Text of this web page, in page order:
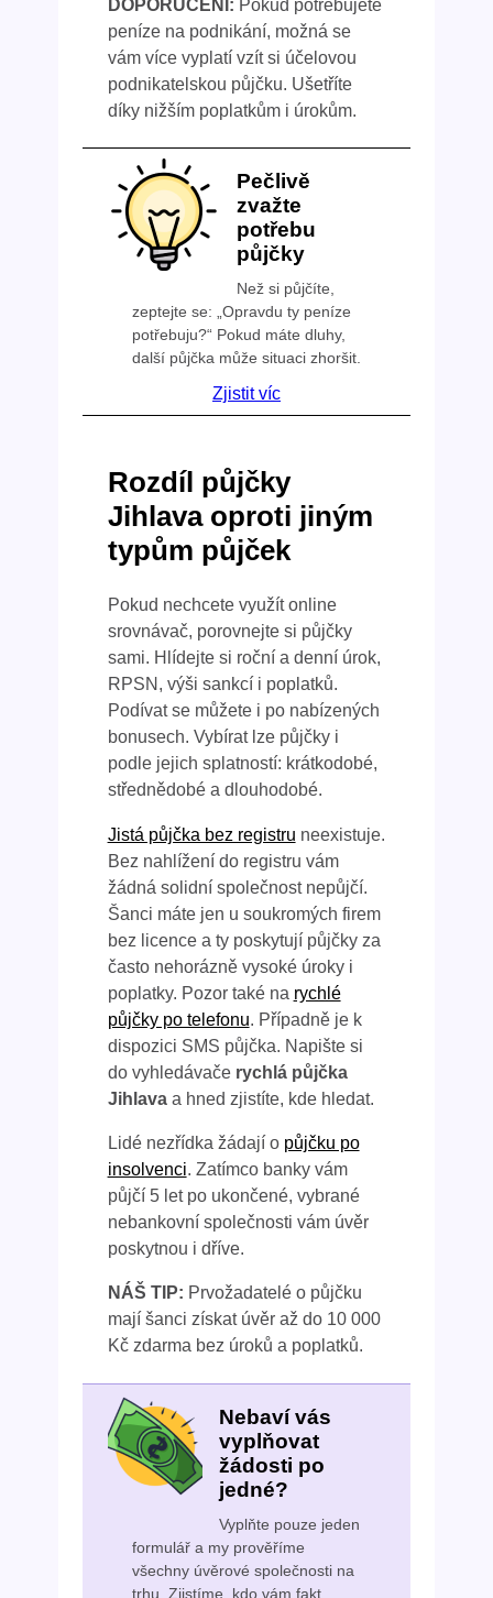
DOPORUČENÍ: Pokud potřebujete
peníze na podnikání, možná se
vám více vyplatí vzít si účelovou
podnikatelskou půjčku. Ušetříte
díky nižším poplatkům i úrokům.
Pečlivě
zvažte
potřebu
půjčky
Než si půjčíte,
zeptejte se: „Opravdu ty peníze
potřebuju?“ Pokud máte dluhy,
další půjčka může situaci zhoršit.
Zjistit víc
Rozdíl půjčky
Jihlava oproti jiným
typům půjček
Pokud nechcete využít online
srovnávač, porovnejte si půjčky
sami. Hlídejte si roční a denní úrok,
RPSN, výši sankcí i poplatků.
Podívat se můžete i po nabízených
bonusech. Vybírat lze půjčky i
podle jejich splatností: krátkodobé,
střednědobé a dlouhodobé.
Jistá půjčka bez registru neexistuje.
Bez nahlížení do registru vám
žádná solidní společnost nepůjčí.
Šanci máte jen u soukromých firem
bez licence a ty poskytují půjčky za
často nehorázně vysoké úroky i
poplatky. Pozor také na rychlé
půjčky po telefonu. Případně je k
dispozici SMS půjčka. Napište si
do vyhledávače rychlá půjčka
Jihlavaa hned zjistíte, kde hledat.
Lidé nezřídka žádají o půjčku po
insolvenci. Zatímco banky vám
půjčí 5 let po ukončené, vybrané
nebankovní společnosti vám úvěr
poskytnou i dříve.
NÁŠ TIP: Prvožadatelé o půjčku
mají šanci získat úvěr až do 10 000
Kč zdarma bez úroků a poplatků.
Nebaví vás
vyplňovat
žádosti po
jedné?
Vyplňte pouze jeden
formulář a my prověříme
všechny úvěrové společnosti na
trhu. Zjistíme, kdo vám fakt